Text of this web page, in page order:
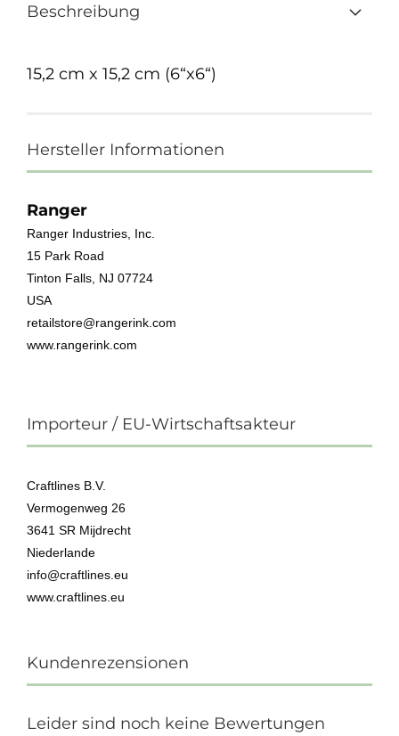
Beschreibung
15,2 cm x 15,2 cm (6“x6“)
Hersteller Informationen
Ranger
Ranger Industries, Inc.
15 Park Road
Tinton Falls, NJ 07724
USA
retailstore@rangerink.com
www.rangerink.com
Importeur / EU-Wirtschaftsakteur
Craftlines B.V.
Vermogenweg 26
3641 SR Mijdrecht
Niederlande
info@craftlines.eu
www.craftlines.eu
Kundenrezensionen
Leider sind noch keine Bewertungen